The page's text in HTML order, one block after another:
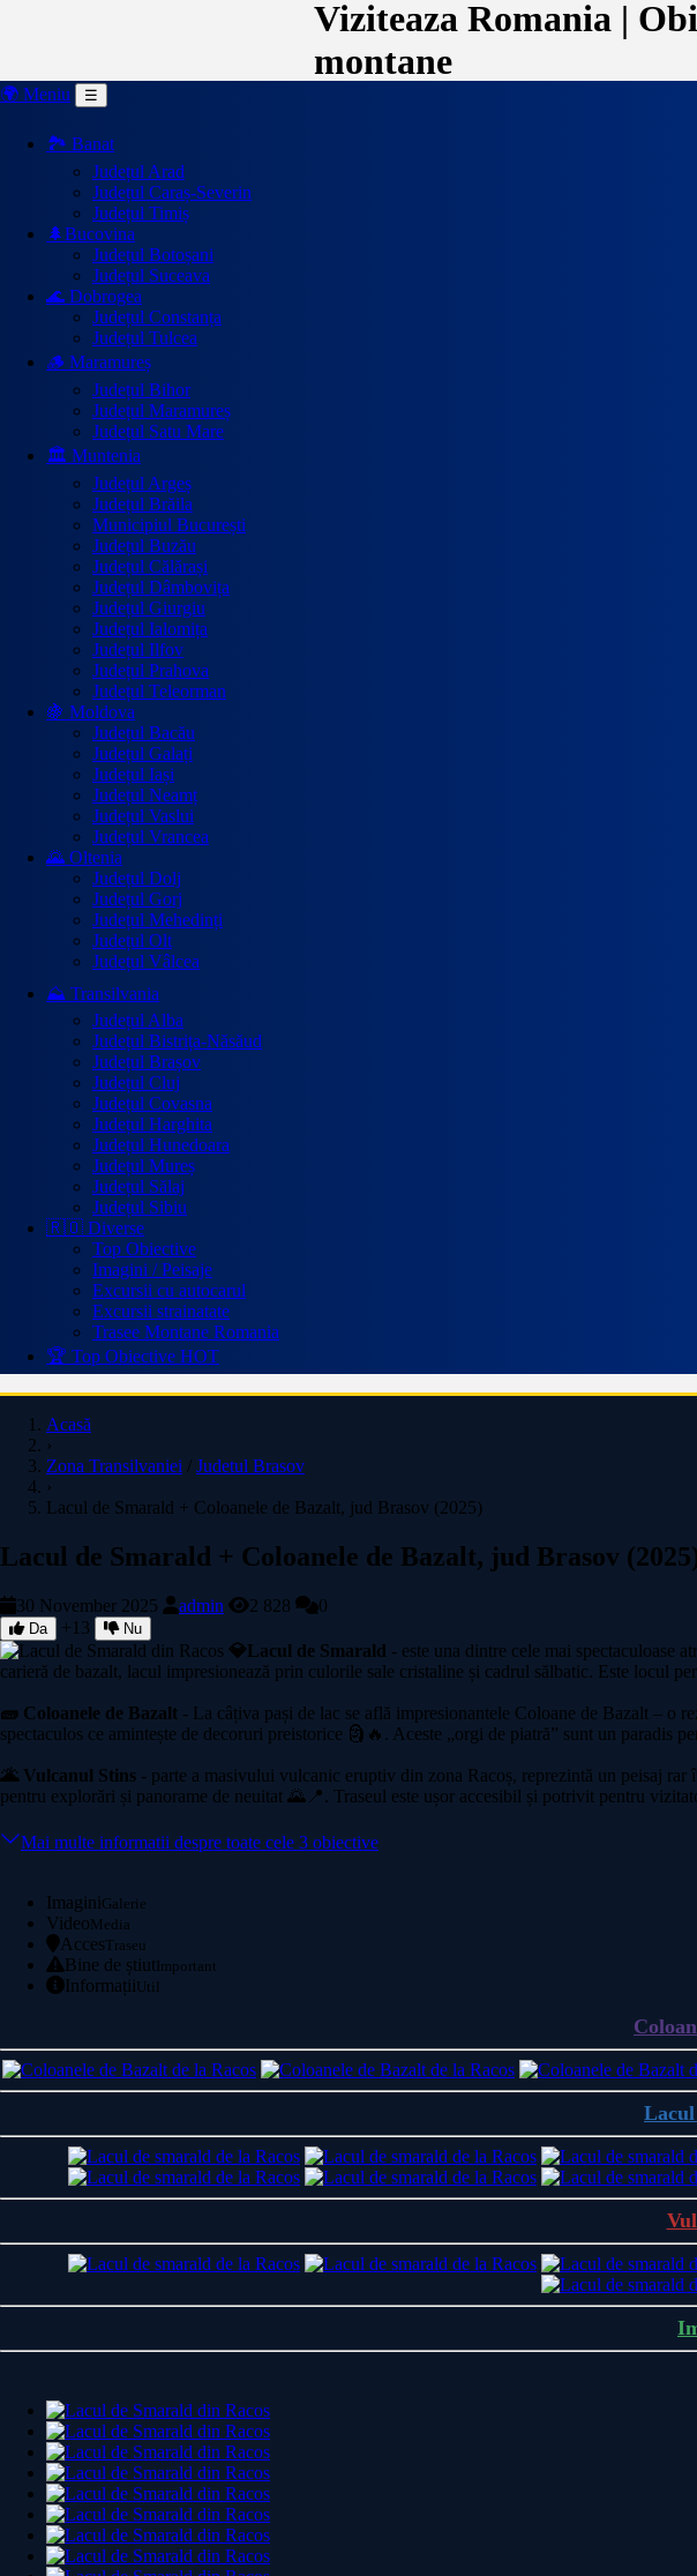
Viziteaza Romania |
montane
🌍 Meniu ☰
🏞️ Banat
Județul Arad
Județul Caraș-Severin
Județul Timiș
🌲Bucovina
Județul Botoșani
Județul Suceava
🌊 Dobrogea
Județul Constanța
Județul Tulcea
🪵 Maramureș
Județul Bihor
Județul Maramureș
Județul Satu Mare
🏛️ Muntenia
Județul Argeș
Județul Brăila
Municipiul București
Județul Buzău
Județul Călărași
Județul Dâmbovița
Județul Giurgiu
Județul Ialomița
Județul Ilfov
Județul Prahova
Județul Teleorman
🍇 Moldova
Județul Bacău
Județul Galați
Județul Iași
Județul Neamț
Județul Vaslui
Județul Vrancea
🌄 Oltenia
Județul Dolj
Județul Gorj
Județul Mehedinți
Județul Olt
Județul Vâlcea
⛰️ Transilvania
Județul Alba
Județul Bistrița-Năsăud
Județul Brașov
Județul Cluj
Județul Covasna
Județul Harghita
Județul Hunedoara
Județul Mureș
Județul Sălaj
Județul Sibiu
🇷🇴 Diverse
Top Obiective
Imagini / Peisaje
Excursii cu autocarul
Excursii strainatate
Trasee Montane Romania
🏆 Top Obiective HOT
Acasă
›
Zona Transilvaniei / Judetul Brasov
›
Lacul de Smarald + Coloanele de Bazalt, jud Brasov (2025)
Lacul de Smarald + Coloanele de Bazalt, jud Brasov
30 November 2025 admin 2 828 0
Da +13 Nu
💎Lacul de Smarald - este una dintre cele mai spectaculoase
carieră de bazalt, lacul impresionează prin culorile sale cristaline și cadrul sălbatic. Este locul
🧱 Coloanele de Bazalt - La câțiva pași de lac se află impresionantele Coloane de Bazalt – o
spectaculos ce amintește de decoruri preistorice 🗿🔥. Aceste „orgi de piatră” sunt un paradis
🌋 Vulcanul Stins - parte a masivului vulcanic eruptiv din zona Racoș, reprezintă un peisaj
pentru explorări și panorame de neuitat 🌄📍. Traseul este ușor accesibil și potrivit pentru
Mai multe informatii despre toate cele 3 obiective
ImaginiGalerie
VideoMedia
AccesTraseu
Bine de știutImportant
InformațiiUtil
Lacul